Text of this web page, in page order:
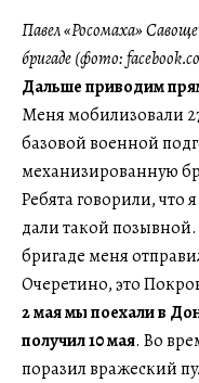
Павел «Росомаха»
бригаде (фото:
Дальше приводим
Меня мобилизовали
базовой военной
механизированную
Ребята говорили, что
дали такой
бригаде меня
Очеретино, это
2 мая мы поехали в
получил 10 мая. Во
поразил вражеский